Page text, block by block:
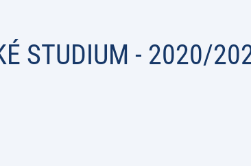
STUDIUM - 2020/